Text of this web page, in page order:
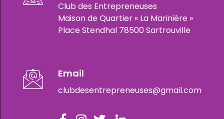
Club des Entrepreneuses
Maison de Quartier « La Marinière »
Place Stendhal 78500 Sartrouville
Email
clubdesentrepreneuses@gmail.com